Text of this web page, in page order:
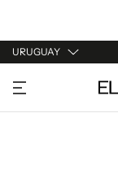
URUGUAY
URUGUAY
ARGENTINA